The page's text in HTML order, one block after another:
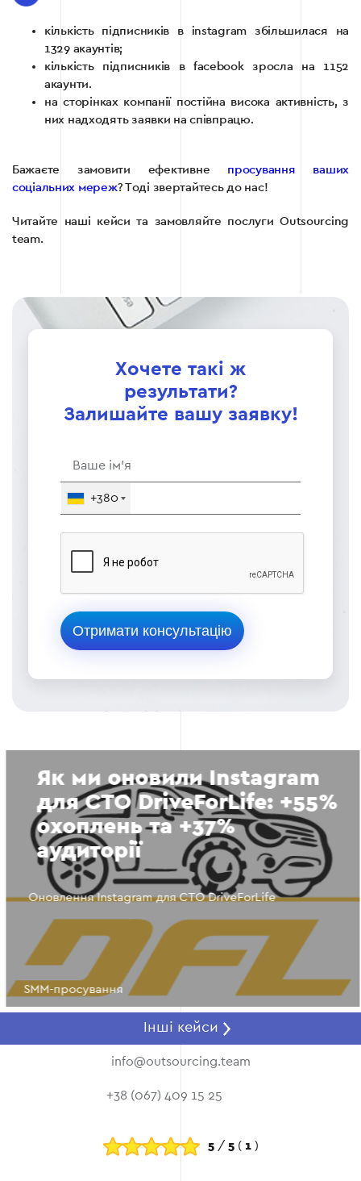
кількість підписників в instagram збільшилася на
1329 акаунтів;
кількість підписників в facebook зросла на 1152
акаунти.
на сторінках компанії постійна висока активність, з
них надходять заявки на співпрацю.
Бажаєте замовити ефективне просування ваших
соціальних мереж? Тоді звертайтесь до нас!
Читайте наші кейси та замовляйте послуги Outsourcing
team.
Хочете такі ж
результати?
Залишайте вашу заявку!
+380
Як ми оновили Instagram
для СТО DriveForLife: +55%
охоплень та +37%
аудиторії
Оновлення Instagram для СТО DriveForLife
SMM-просування
Інші кейси
info@outsourcing.team
+38 (067) 409 15 25
5/ 5( 1)